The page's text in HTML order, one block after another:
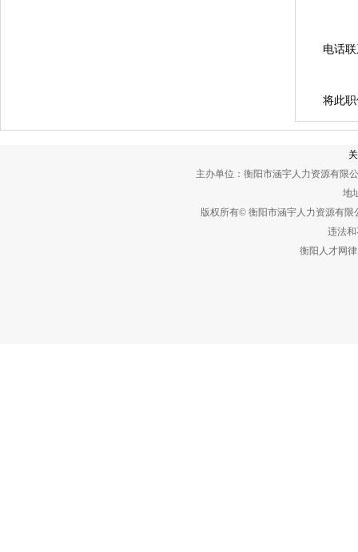
电话
将此
主办单位：衡阳市涵宇人力资源有限
地
版权所有© 衡阳市涵宇人力资源有
违法和
衡阳人才网